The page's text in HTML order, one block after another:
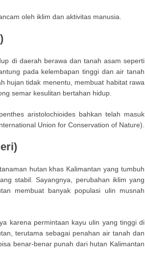
oleh iklim dan aktivitas manusia.
di daerah berawa dan tanah asam seperti
pada kelembapan tinggi dan air tanah
hujan tidak menentu, membuat habitat rawa
semar kesulitan bertahan hidup.
aristolochioides bahkan telah masuk
Union for Conservation of Nature).
hutan khas Kalimantan yang tumbuh
stabil. Sayangnya, perubahan iklim yang
membuat banyak populasi ulin musnah
karena permintaan kayu ulin yang tinggi di
terutama sebagai penahan air tanah dan
benar-benar punah dari hutan Kalimantan